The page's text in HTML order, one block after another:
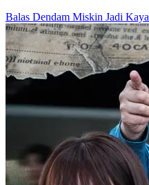
Balas Dendam Miskin Jadi Kaya